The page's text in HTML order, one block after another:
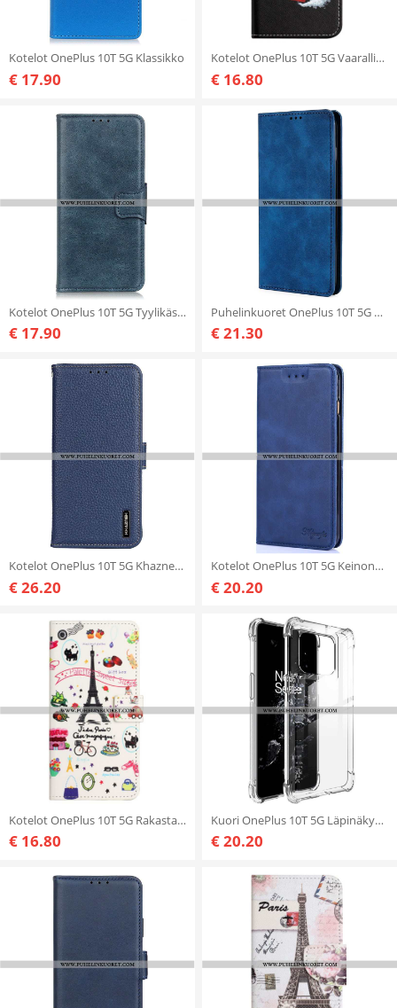
Kotelot OnePlus 10T 5G Klassikko
€ 17.90
Kotelot OnePlus 10T 5G Vaarallinen Karhu
€ 16.80
Kotelot OnePlus 10T 5G Tyylikäs Käännettävä Nahkainen Lukko
€ 17.90
Puhelinkuoret OnePlus 10T 5G Kotelot Flip Ihon Kosketus
€ 21.30
Kotelot OnePlus 10T 5G Khazneh Litsi Nahka
€ 26.20
Kotelot OnePlus 10T 5G Keinonahan Ompelu
€ 20.20
Kotelot OnePlus 10T 5G Rakastan Pariisia
€ 16.80
Kuori OnePlus 10T 5G Läpinäkyvät Turvatyynyt Imak
€ 20.20